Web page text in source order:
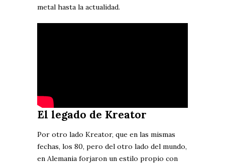
metal hasta la actualidad.
El legado de Kreator
Por otro lado Kreator, que en las mismas
fechas, los 80, pero del otro lado del mundo,
en Alemania forjaron un estilo propio con